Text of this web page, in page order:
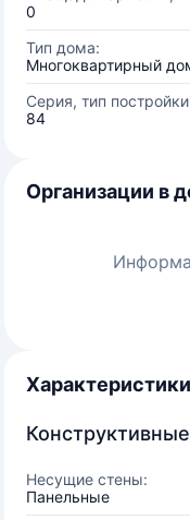
0
Тип дома:
Многоквартирный
Серия, тип
84
Организации в
Характеристики
Несущие стены:
Панельные